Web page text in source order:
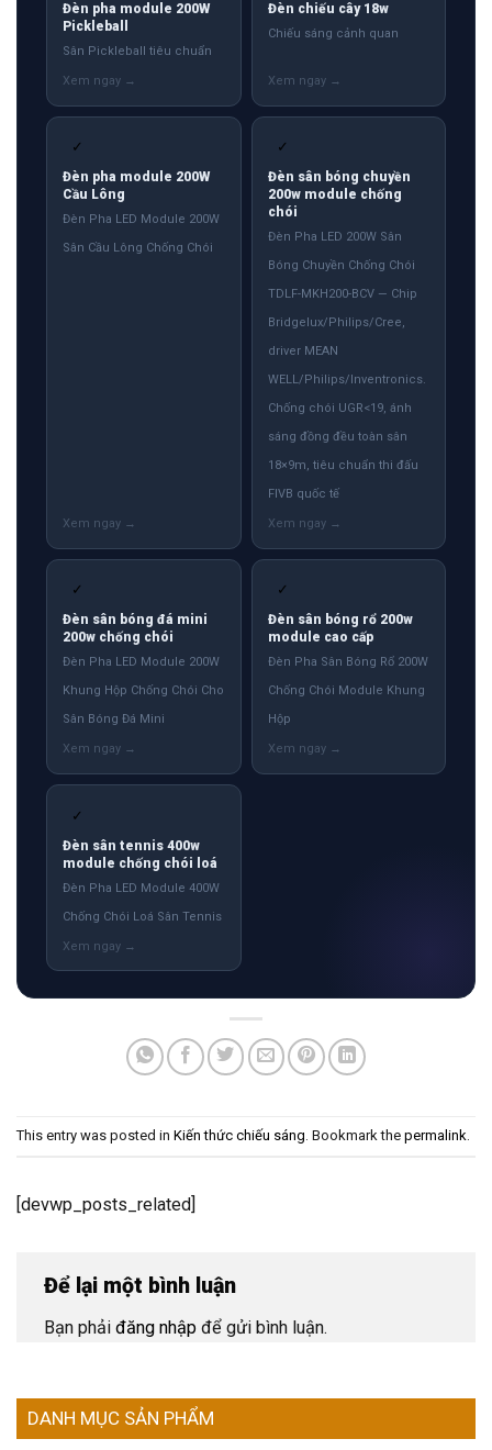
Đèn pha module 200W
Pickleball
Sân Pickleball tiêu chuẩn
Đèn chiếu cây 18w
Chiếu sáng cảnh quan
✓
Đèn pha module 200W
Cầu Lông
Đèn Pha LED Module 200W
Sân Cầu Lông Chống Chói
✓
Đèn sân bóng chuyền
200w module chống
chói
Đèn Pha LED 200W Sân
Bóng Chuyền Chống Chói
TDLF-MKH200-BCV — Chip
Bridgelux/Philips/Cree,
driver MEAN
WELL/Philips/Inventronics.
Chống chói UGR<19, ánh
sáng đồng đều toàn sân
18×9m, tiêu chuẩn thi đấu
FIVB quốc tế
✓
Đèn sân bóng đá mini
200w chống chói
Đèn Pha LED Module 200W
Khung Hộp Chống Chói Cho
Sân Bóng Đá Mini
✓
Đèn sân bóng rổ 200w
module cao cấp
Đèn Pha Sân Bóng Rổ 200W
Chống Chói Module Khung
Hộp
✓
Đèn sân tennis 400w
module chống chói loá
Đèn Pha LED Module 400W
Chống Chói Loá Sân Tennis
This entry was posted in Kiến thức chiếu sáng . Bookmark the permalink
[devwp_posts_related]
Để lại một bình luận
Bạn phải đăng nhập để gửi bình luận.
DANH MỤC SẢN PHẨM